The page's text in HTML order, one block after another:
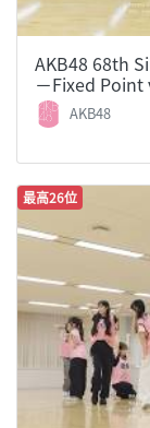
AKB48 68th
−Fixed Point
AKB48
最高26位